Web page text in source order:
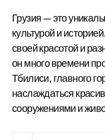
Грузия — это
культурой и
своей красотой и
он много времени
Тбилиси, главного
наслаждаться
сооружениями и